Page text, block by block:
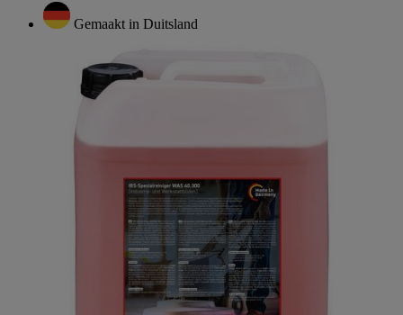
Gemaakt in Duitsland